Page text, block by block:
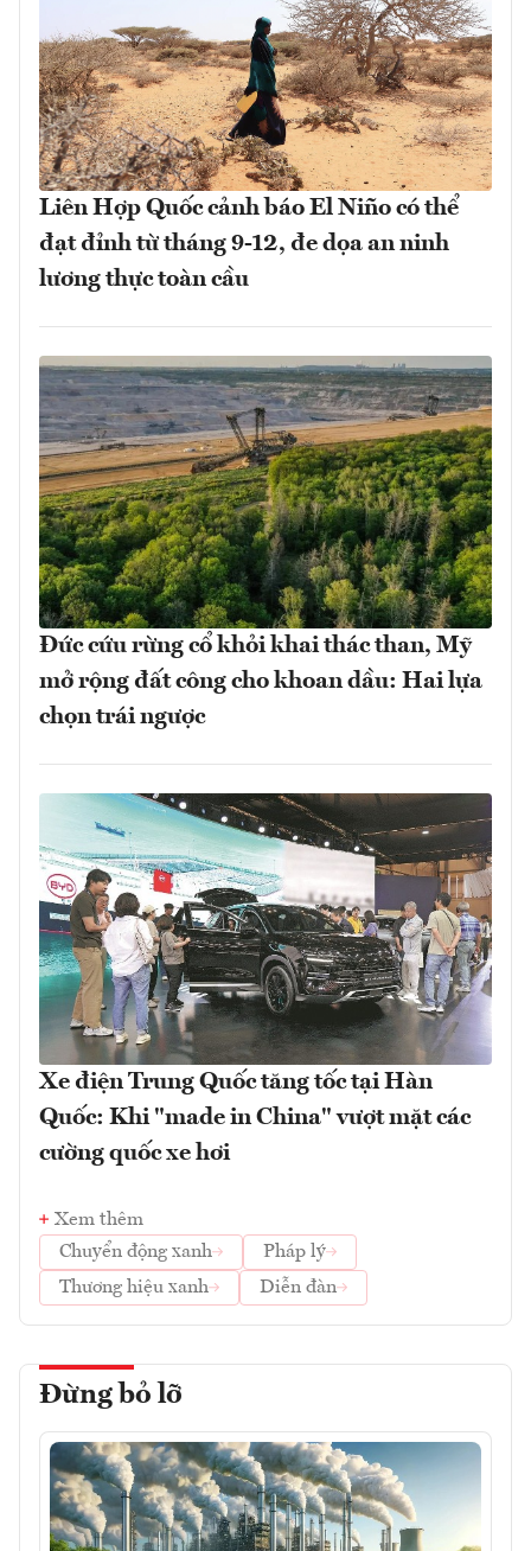
Liên Hợp Quốc cảnh báo El Niño có thể
đạt đỉnh từ tháng 9-12, đe dọa an ninh
lương thực toàn cầu
Đức cứu rừng cổ khỏi khai thác than, Mỹ
mở rộng đất công cho khoan dầu: Hai lựa
chọn trái ngược
Xe điện Trung Quốc tăng tốc tại Hàn
Quốc: Khi "made in China" vượt mặt các
cường quốc xe hơi
Xem thêm
Chuyển động xanh
Pháp lý
Thương hiệu xanh
Diễn đàn
Đừng bỏ lỡ